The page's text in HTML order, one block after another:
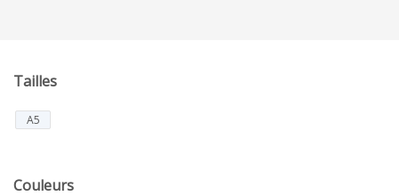
Tailles
A5
Couleurs